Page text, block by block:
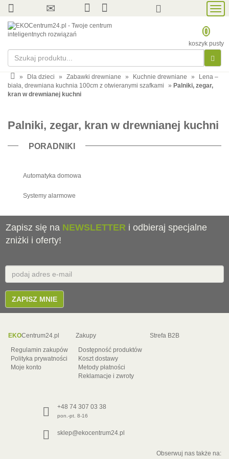
0
koszyk pusty
» Dla dzieci » Zabawki drewniane » Kuchnie drewniane »
Lena –
biała, drewniana kuchnia 100cm z otwieranymi szafkami
» Palniki, zegar,
kran w drewnianej kuchni
Palniki, zegar, kran w drewnianej kuchni
PORADNIKI
Automatyka domowa
Systemy alarmowe
Zapisz się na NEWSLETTER i odbieraj specjalne
zniżki i oferty!
Email
E-
mail
ZAPISZ MNIE
EKOCentrum24.pl
Regulamin zakupów
Polityka prywatności
Moje konto
Zakupy
Dostępność produktów
Koszt dostawy
Metody płatności
Reklamacje i zwroty
Strefa B2B
+48 74 307 03 38
pon.-pt. 8-16
sklep@ekocentrum24.pl
Obserwuj nas także na: